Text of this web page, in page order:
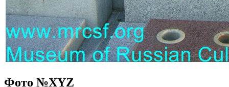
Фото №XYZ